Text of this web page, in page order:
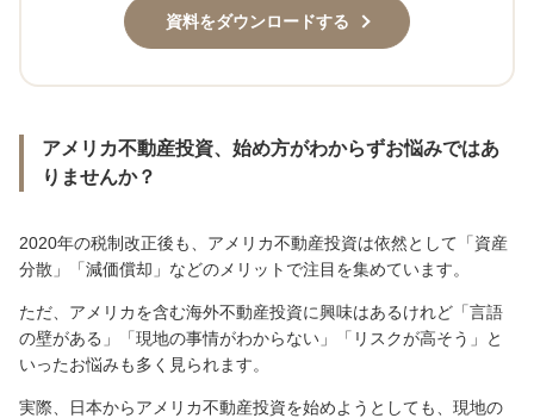
資料をダウンロードする
アメリカ不動産投資、始め方がわからずお悩みではあ
りませんか？
2020年の税制改正後も、アメリカ不動産投資は依然として「資産
分散」「減価償却」などのメリットで注目を集めています。
ただ、アメリカを含む海外不動産投資に興味はあるけれど「言語
の壁がある」「現地の事情がわからない」「リスクが高そう」と
いったお悩みも多く見られます。
実際、日本からアメリカ不動産投資を始めようとしても、現地の